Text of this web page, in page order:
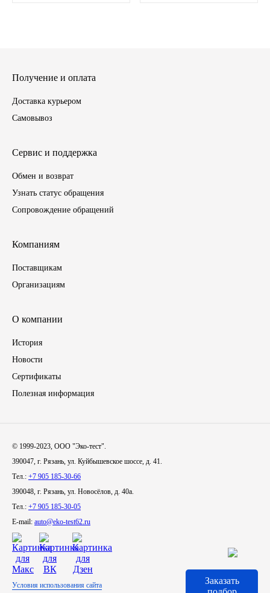
РОСНЕФТЬ
ВАЗ
ГАЗ
Иномарки
КРАЗ
МТЗ
Спецтехника
УАЗ
УРАЛ
Фильтры
Получение и оплата
Доставка курьером
Самовывоз
Сервис и поддержка
Обмен и возврат
Узнать статус обращения
Сопровождение обращений
Компаниям
Поставщикам
Организациям
О компании
История
Новости
Сертификаты
Полезная информация
© 1999-2023, ООО "Эко-тест".
390047, г. Рязань, ул. Куйбышевское шоссе, д. 41.
Тел.: +7 905 185-30-66
390048, г. Рязань, ул. Новосёлов, д. 40а.
Тел.: +7 905 185-30-05
E-mail: auto@eko-test62.ru
Условия использования сайта
Заказать